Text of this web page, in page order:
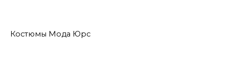
Костюмы Мода Юрс